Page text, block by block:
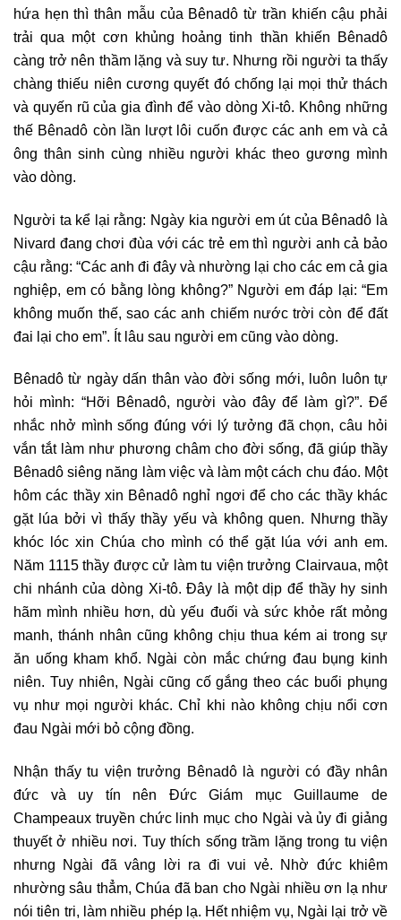
hứa hẹn thì thân mẫu của Bênadô từ trần khiến cậu phải
trải qua một cơn khủng hoảng tinh thần khiến Bênadô
càng trở nên thầm lặng và suy tư. Nhưng rồi người ta thấy
chàng thiếu niên cương quyết đó chống lại mọi thử thách
và quyến rũ của gia đình để vào dòng Xi-tô. Không những
thế Bênadô còn lần lượt lôi cuốn được các anh em và cả
ông thân sinh cùng nhiều người khác theo gương mình
vào dòng.
Người ta kể lại rằng: Ngày kia người em út của Bênadô là
Nivard đang chơi đùa với các trẻ em thì người anh cả bảo
cậu rằng: “Các anh đi đây và nhường lại cho các em cả gia
nghiệp, em có bằng lòng không?” Người em đáp lại: “Em
không muốn thế, sao các anh chiếm nước trời còn để đất
đai lại cho em”. Ít lâu sau người em cũng vào dòng.
Bênadô từ ngày dấn thân vào đời sống mới, luôn luôn tự
hỏi mình: “Hỡi Bênadô, người vào đây để làm gì?”. Để
nhắc nhở mình sống đúng với lý tưởng đã chọn, câu hỏi
vắn tắt làm như phương châm cho đời sống, đã giúp thầy
Bênadô siêng năng làm việc và làm một cách chu đáo. Một
hôm các thầy xin Bênadô nghỉ ngơi để cho các thầy khác
gặt lúa bởi vì thấy thầy yếu và không quen. Nhưng thầy
khóc lóc xin Chúa cho mình có thể gặt lúa với anh em.
Năm 1115 thầy được cử làm tu viện trưởng Clairvaua, một
chi nhánh của dòng Xi-tô. Đây là một dịp để thầy hy sinh
hãm mình nhiều hơn, dù yếu đuối và sức khỏe rất mỏng
manh, thánh nhân cũng không chịu thua kém ai trong sự
ăn uống kham khổ. Ngài còn mắc chứng đau bụng kinh
niên. Tuy nhiên, Ngài cũng cố gắng theo các buổi phụng
vụ như mọi người khác. Chỉ khi nào không chịu nổi cơn
đau Ngài mới bỏ cộng đồng.
Nhận thấy tu viện trưởng Bênadô là người có đầy nhân
đức và uy tín nên Đức Giám mục Guillaume de
Champeaux truyền chức linh mục cho Ngài và ủy đi giảng
thuyết ở nhiều nơi. Tuy thích sống trầm lặng trong tu viện
nhưng Ngài đã vâng lời ra đi vui vẻ. Nhờ đức khiêm
nhường sâu thẳm, Chúa đã ban cho Ngài nhiều ơn lạ như
nói tiên tri, làm nhiều phép lạ. Hết nhiệm vụ, Ngài lại trở về